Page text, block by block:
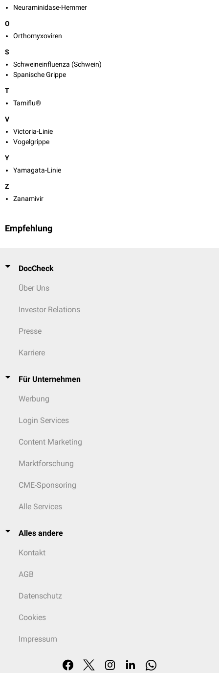
Neuraminidase-Hemmer
O
Orthomyxoviren
S
Schweineinfluenza (Schwein)
Spanische Grippe
T
Tamiflu®
V
Victoria-Linie
Vogelgrippe
Y
Yamagata-Linie
Z
Zanamivir
Empfehlung
DocCheck
Über Uns
Investor Relations
Presse
Karriere
Für Unternehmen
Werbung
Login Services
Content Marketing
Marktforschung
CME-Sponsoring
Alle Services
Alles andere
Kontakt
AGB
Datenschutz
Cookies
Impressum